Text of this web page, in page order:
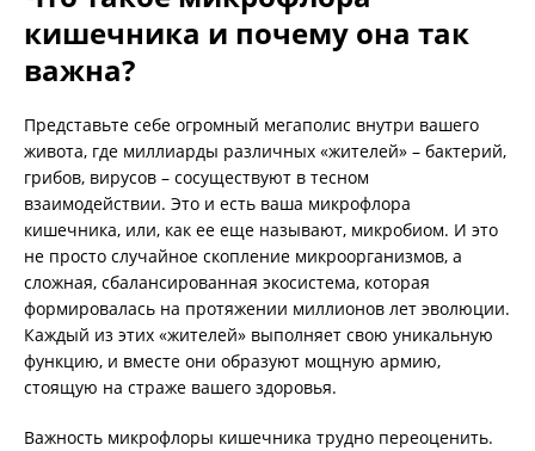
кишечника и почему она так
важна?
Представьте себе огромный мегаполис внутри вашего
живота, где миллиарды различных «жителей» – бактерий,
грибов, вирусов – сосуществуют в тесном
взаимодействии. Это и есть ваша микрофлора
кишечника, или, как ее еще называют, микробиом. И это
не просто случайное скопление микроорганизмов, а
сложная, сбалансированная экосистема, которая
формировалась на протяжении миллионов лет эволюции.
Каждый из этих «жителей» выполняет свою уникальную
функцию, и вместе они образуют мощную армию,
стоящую на страже вашего здоровья.
Важность микрофлоры кишечника трудно переоценить.